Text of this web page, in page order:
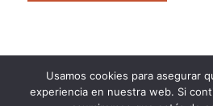
©Copyright [2023] - TecnoMur Sistemas,
Usamos cookies para asegurar
experiencia en nuestra web. Si